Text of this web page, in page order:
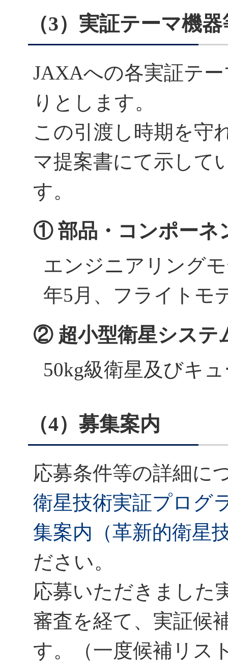
（3）実証テーマ機
JAXAへの各実証テ
りとします。
この引渡し時期を守
マ提案書にて示して
す。
① 部品・コンポーネ
エンジニアリング
年5月、フライトモ
② 超小型衛星システ
50kg級衛星及びキ
（4）募集案内
応募条件等の詳細に
衛星技術実証プログ
集案内（革新的衛星
ださい。
応募いただきました
審査を経て、実証候
す。（一度候補リス